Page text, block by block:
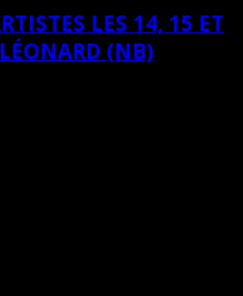
LES 14, 15 ET
(NB)